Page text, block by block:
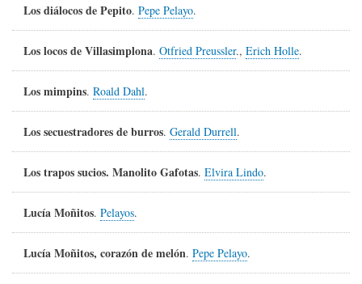
Los diálocos de Pepito. Pepe Pelayo.
Los locos de Villasimplona. Otfried Preussler., Erich Holle.
Los mimpins. Roald Dahl.
Los secuestradores de burros. Gerald Durrell.
Los trapos sucios. Manolito Gafotas. Elvira Lindo.
Lucía Moñitos. Pelayos.
Lucía Moñitos, corazón de melón. Pepe Pelayo.